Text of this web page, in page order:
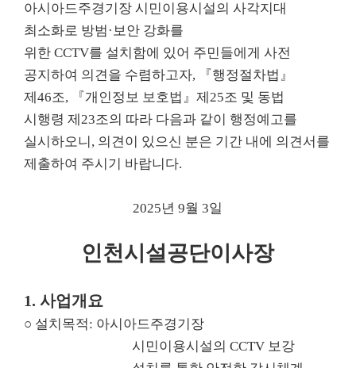
아시아드주경기장 시민이용시설의 사각지대
최소화로 방범 ·보안 강화를
위한CCTV를 설치함에 있어 주민들에게 사전
공지하여 의견을 수렴하고자, 『 행정절차법 』
제46조, 『 개인정보 보호법 』제25조 및 동법
시행령 제23조의 따라 다음과 같이 행정예고를
실시하오니 , 의견이 있으신 분은 기간 내에 의견서를
제출하여 주시기 바랍니다.
2025년 9월 3일
인천시설공단이사장
1. 사업개요
○ 설치목적: 아시아드주경기장
시민이용시설의 CCTV 보강